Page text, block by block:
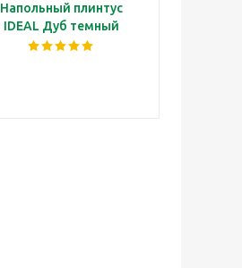
Напольный плинтус
IDEAL Дуб темный